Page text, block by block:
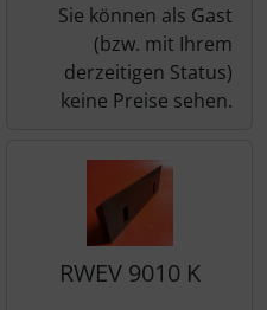
Sie können als Gast
(bzw. mit Ihrem
derzeitigen Status)
keine Preise sehen.
RWEV 9010 K